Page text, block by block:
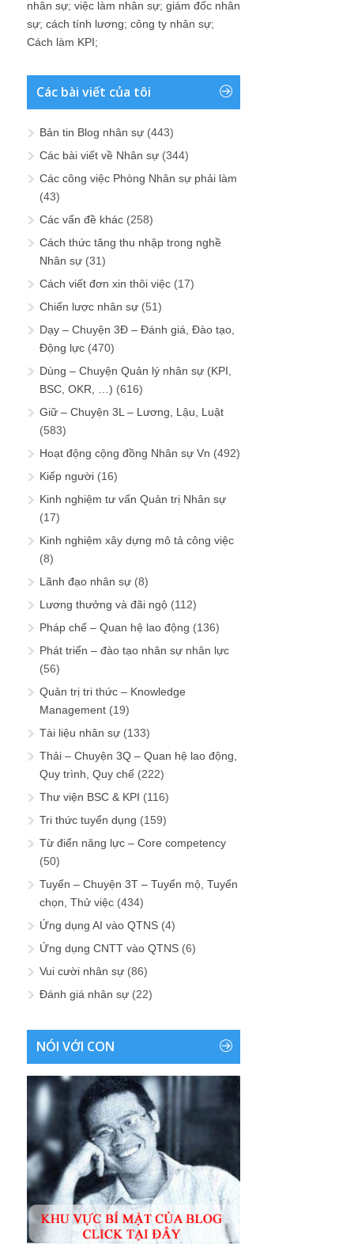
nhân sự; việc làm nhân sự; giám đốc nhân
sự; cách tính lương; công ty nhân sự;
Cách làm KPI;
Các bài viết của tôi
Bản tin Blog nhân sự (443)
Các bài viết về Nhân sự (344)
Các công việc Phòng Nhân sự phải làm
(43)
Các vấn đề khác (258)
Cách thức tăng thu nhập trong nghề
Nhân sự (31)
Cách viết đơn xin thôi việc (17)
Chiến lược nhân sự (51)
Dạy – Chuyện 3Đ – Đánh giá, Đào tạo,
Động lực (470)
Dùng – Chuyện Quản lý nhân sự (KPI,
BSC, OKR, …) (616)
Giữ – Chuyện 3L – Lương, Lậu, Luật
(583)
Hoạt động cộng đồng Nhân sự Vn (492)
Kiếp người (16)
Kinh nghiệm tư vấn Quản trị Nhân sự
(17)
Kinh nghiệm xây dựng mô tả công việc
(8)
Lãnh đạo nhân sự (8)
Lương thưởng và đãi ngộ (112)
Pháp chế – Quan hệ lao động (136)
Phát triển – đào tạo nhân sự nhân lực
(56)
Quản trị tri thức – Knowledge
Management (19)
Tài liệu nhân sự (133)
Thải – Chuyện 3Q – Quan hệ lao động,
Quy trình, Quy chế (222)
Thư viện BSC & KPI (116)
Tri thức tuyển dụng (159)
Từ điển năng lực – Core competency
(50)
Tuyển – Chuyện 3T – Tuyển mộ, Tuyển
chọn, Thử việc (434)
Ứng dụng AI vào QTNS (4)
Ứng dụng CNTT vào QTNS (6)
Vui cười nhân sự (86)
Đánh giá nhân sự (22)
NÓI VỚI CON